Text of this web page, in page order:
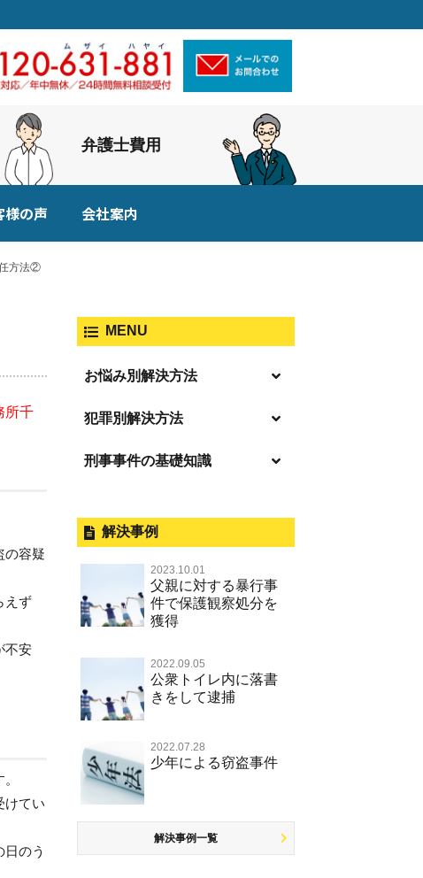
弁護士費用
様の声 会社案内
任方法②
所千
の容疑
えず
不安
けてい
のう
MENU
お悩み別解決方法
逮捕の不安や悩み
無実・無罪を証明してほしい
示談で解決してほしい
執行猶予にしてほしい
事件のことを秘密にしたい
被害届・告訴・告発されたら
自首・出頭したい
犯罪別解決方法
事件別－暴力事件
過失致死・過失傷害
器物損壊
脅迫・強要
業務妨害罪
公務執行妨害罪
殺人
暴行・傷害
略取・誘拐・人身売買
性犯罪 TOP
淫行・援助交際（児童買春、淫行
条例、児童福祉法違反）
不同意性交等罪（旧 強制性交等
交等罪
不同意わいせつ（旧 強制わいせ
つ，準強制わいせつ）
公然わいせつ罪，わいせつ物頒布
等罪，淫行勧誘罪
児童ポルノ リベンジポルノ
事件別－財産犯
財産犯 TOP
横領 背任
電子計算機使用詐欺等）
強盗罪
知的財産と刑事事件
恐喝
事件別－薬物事件
薬物事件 TOP
覚せい剤
危険ドラッグ
大麻
麻薬及び向精神薬
事件別－交通違反・交通事故
交通違反・交通事故 TOP
交通事故 交通違反と刑事事件
人身事故・死亡事故
無免許運転
その他 TOP
児童虐待・保護責任者遺棄
住居侵入等
銃刀法違反
刑事事件の基礎知識
刑事裁判の概要・手続
公務員の逮捕・刑事事件
控訴・上告
国選弁護士と私選弁護士の違い
裁判員裁判
司法取引・刑事免責
少年事件の手続と特色
少年事件の処分
被害者対応
被害届・告訴・告発の不安や悩み
解決事例
2023.10.01
父親に対する暴行事
件で保護観察処分を
獲得
2022.09.05
公衆トイレ内に落書
きをして逮捕
2022.07.28
少年による窃盗事件
解決事例一覧